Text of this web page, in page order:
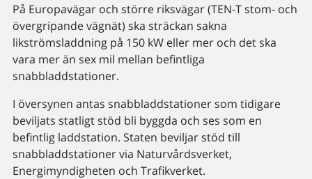
På Europavägar och större riksvägar (TEN-T stom- och
övergripande vägnät) ska sträckan sakna
likströmsladdning på 150 kW eller mer och det ska
vara mer än sex mil mellan befintliga
snabbladdstationer.
I översynen antas snabbladdstationer som tidigare
beviljats statligt stöd bli byggda och ses som en
befintlig laddstation. Staten beviljar stöd till
snabbladdstationer via Naturvårdsverket,
Energimyndigheten och Trafikverket.